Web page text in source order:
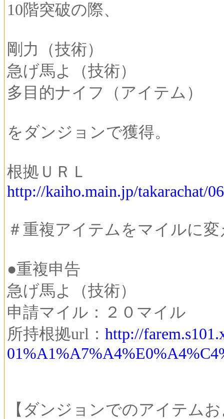
10階突破の際、
剛力（技術）
急げ馬よ（技術）
多目的ナイフ（アイテム）
をダンジョンで獲得。
根拠ＵＲＬ
http://kaiho.main.jp/takarachat/
＃重複アイテムをマイルに
●重複申告
急げ馬よ（技術）
申請マイル：２０マイル
所持根拠url： http://
【ダンジョンでのアイテム